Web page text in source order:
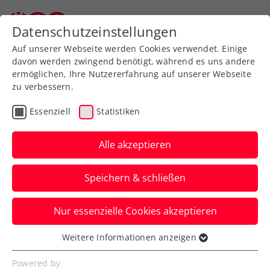
Zurück zur Newsübersicht
ATP
Challenger: Neumayer
weiterhin gut drauf
Der Salzburger steht in Italien im
Viertelfinale.
Verfasst von: , 10.08.2023
Datenschutzeinstellungen
Auf unserer Webseite werden Cookies verwendet. Einige
davon werden zwingend benötigt, während es uns andere
ermöglichen, Ihre Nutzererfahrung auf unserer Webseite
zu verbessern.
Essenziell Statistiken
Alle akzeptieren
Speichern & schließen
Nur essenzielle Cookies akzeptieren
Essenziell
Essenzielle Cookies werden für grundlegende
Weitere Informationen anzeigen
Powered by